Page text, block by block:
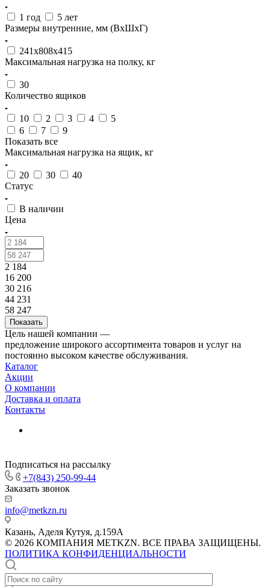
1 год
5 лет
Размеры внутренние, мм (ВхШхГ)
241x808x415
Максимальная нагрузка на полку, кг
30
Количество ящиков
10 2 3 4
5
6
7
9
Показать все
Максимальная нагрузка на ящик, кг
20 30
40
Статус
В наличии
Цена
2 184
16 200
30 216
44 231
58 247
Цель нашей компании —
предложение широкого ассортимента товаров и услуг на
постоянно высоком качестве обслуживания.
Каталог
Акции
О компании
Доставка и оплата
Контакты
Подписаться на рассылку
+7(843) 250-99-44
Заказать звонок
info@metkzn.ru
Казань, Аделя Кутуя, д.159А
© 2026 КОМПАНИЯ METKZN. ВСЕ ПРАВА ЗАЩИЩЕНЫ.
ПОЛИТИКА КОНФИДЕНЦИАЛЬНОСТИ